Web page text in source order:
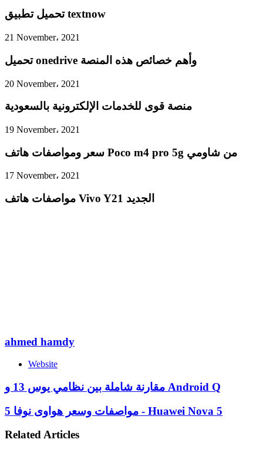
تحميل تطبيق textnow
21 November، 2021
تحميل onedrive وأهم خصائص هذه المنصة
20 November، 2021
منصة قوى للخدمات الإلكترونية بالسعودية
19 November، 2021
سعر ومواصفات هاتف Poco m4 pro 5g من شاومي
17 November، 2021
مواصفات هاتف Vivo Y21 الجديد
ahmed hamdy
Website
مقارنة شاملة بين نظامي يوس 13 و Android Q
مواصفات وسعر هواوى نوفا 5 - Huawei Nova 5
Related Articles